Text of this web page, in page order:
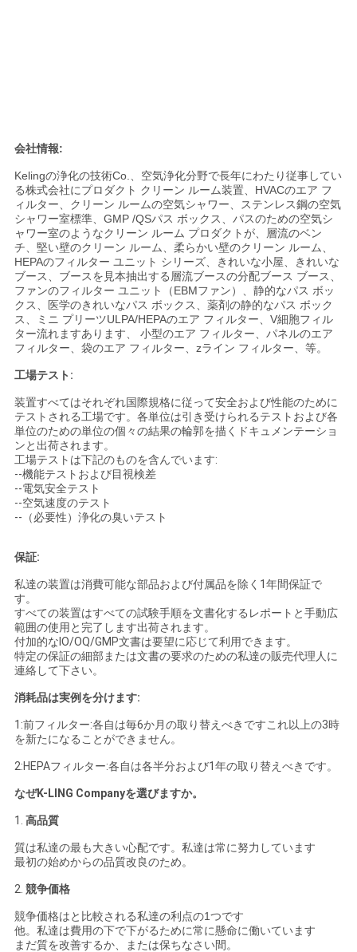
会社情報:
Kelingの浄化の技術Co.、空気浄化分野で長年にわたり従事してい
る株式会社にプロダクト クリーン ルーム装置、HVACのエア フ
ィルター、クリーン ルームの空気シャワー、ステンレス鋼の空気
シャワー室標準、GMP /QSパス ボックス、パスのための空気シ
ャワー室のようなクリーン ルーム プロダクトが、層流のベン
チ、堅い壁のクリーン ルーム、柔らかい壁のクリーン ルーム、
HEPAのフィルター ユニット シリーズ、きれいな小屋、きれいな
ブース、ブースを見本抽出する層流ブースの分配ブース ブース、
ファンのフィルター ユニット（EBMファン）、静的なパス ボッ
クス、医学のきれいなパス ボックス、薬剤の静的なパス ボック
ス、ミニ プリーツULPA/HEPAのエア フィルター、V細胞フィル
ター流れますあります、 小型のエア フィルター、パネルのエア
フィルター、袋のエア フィルター、zライン フィルター、等。
工場テスト:
装置すべてはそれぞれ国際規格に従って安全および性能のために
テストされる工場です。各単位は引き受けられるテストおよび各
単位のための単位の個々の結果の輪郭を描くドキュメンテーショ
ンと出荷されます。
工場テストは下記のものを含んでいます:
--機能テストおよび目視検差
--電気安全テスト
--空気速度のテスト
--（必要性）浄化の臭いテスト
保証:
私達の装置は消費可能な部品および付属品を除く1年間保証で
す。
すべての装置はすべての試験手順を文書化するレポートと手動広
範囲の使用と完了します出荷されます。
付加的なIO/OQ/GMP文書は要望に応じて利用できます。
特定の保証の細部または文書の要求のための私達の販売代理人に
連絡して下さい。
消耗品は実例を分けます:
1:前フィルター:各自は毎6か月の取り替えべきですこれ以上の3時
を新たになることができません。
2:HEPAフィルター:各自は各半分および1年の取り替えべきです。
なぜK-LING Companyを選びますか。
1. 高品質
質は私達の最も大きい心配です。私達は常に努力しています
最初の始めからの品質改良のため。
2. 競争価格
競争価格はと比較される私達の利点の1つです
他。私達は費用の下で下がるために常に懸命に働いています
まだ質を改善するか、または保ちなさい間。